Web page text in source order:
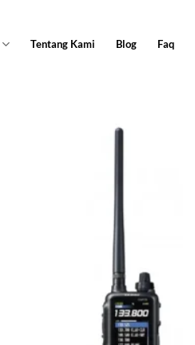
Tentang Kami Blog Faq